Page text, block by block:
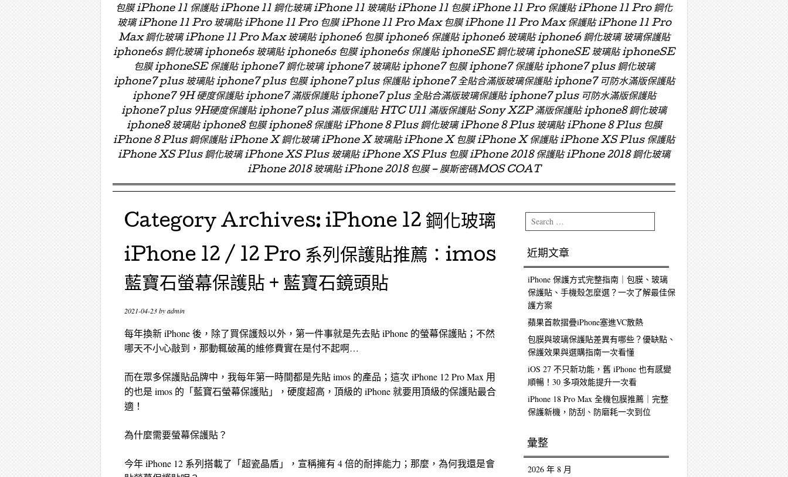
包膜 iPhone 11 保護貼 iPhone 11 鋼化玻璃 iPhone 11 玻璃貼 iPhone 11 包膜 iPhone 11 Pro 保護貼 iPhone 11 Pro 鋼化
玻璃 iPhone 11 Pro 玻璃貼 iPhone 11 Pro 包膜 iPhone 11 Pro Max 包膜 iPhone 11 Pro Max 保護貼 iPhone 11 Pro
Max 鋼化玻璃 iPhone 11 Pro Max 玻璃貼 iphone6 包膜 iphone6 保護貼 iphone6 玻璃貼 iphone6 鋼化玻璃 玻璃保護貼
iphone6s 鋼化玻璃 iphone6s 玻璃貼 iphone6s 包膜 iphone6s 保護貼 iphoneSE 鋼化玻璃 iphoneSE 玻璃貼 iphoneSE
包膜 iphoneSE 保護貼 iphone7 鋼化玻璃 iphone7 玻璃貼 iphone7 包膜 iphone7 保護貼 iphone7 plus 鋼化玻璃
iphone7 plus 玻璃貼 iphone7 plus 包膜 iphone7 plus 保護貼 iphone7 全貼合滿版玻璃保護貼 iphone7 可防水滿版保護貼
iphone7 9H 硬度保護貼 iphone7 滿版保護貼 iphone7 plus 全貼合滿版玻璃保護貼 iphone7 plus 可防水滿版保護貼
iphone7 plus 9H硬度保護貼 iphone7 plus 滿版保護貼 HTC U11 滿版保護貼 Sony XZP 滿版保護貼 iphone8 鋼化玻璃
iphone8 玻璃貼 iphone8 包膜 iphone8 保護貼 iPhone 8 Plus 鋼化玻璃 iPhone 8 Plus 玻璃貼 iPhone 8 Plus 包膜
iPhone 8 Plus 鋼保護貼 iPhone X 鋼化玻璃 iPhone X 玻璃貼 iPhone X 包膜 iPhone X 保護貼 iPhone XS Plus 保護貼
iPhone XS Plus 鋼化玻璃 iPhone XS Plus 玻璃貼 iPhone XS Plus 包膜 iPhone 2018 保護貼 iPhone 2018 鋼化玻璃
iPhone 2018 玻璃貼 iPhone 2018 包膜 – 膜斯密碼MOS COAT
Category Archives: iPhone 12 鋼化玻璃
iPhone 12 / 12 Pro 系列保護貼推薦：imos
藍寶石螢幕保護貼 + 藍寶石鏡頭貼
2021-04-23byadmin
每年換新 iPhone 後，除了買保護殼以外，第一件事就是先去貼 iPhone 的螢幕保護貼；不然
哪天不小心敲到，那動輒破萬的維修費實在是付不起啊…
而在眾多保護貼品牌中，我每年第一時間都是先貼 imos 的產品；這次 iPhone 12 Pro Max 用
的也是 imos 的「藍寶石螢幕保護貼」，硬度超高，頂級的 iPhone 就要用頂級的保護貼最合
適！
為什麼需要螢幕保護貼？
今年 iPhone 12 系列搭載了「超瓷晶盾」，宣稱擁有 4 倍的耐摔能力；那麼，為何我還是會
Search
近期文章
iPhone 保護方式完整指南｜包膜、玻璃
保護貼、手機殼怎麼選？一次了解最佳保
護方案
蘋果首款摺疊iPhone塞進VC散熱
包膜與玻璃保護貼差異有哪些？優缺點、
保護效果與選購指南一次看懂
iOS 27 不只新功能，舊 iPhone 也有感變
順暢！30 多項效能提升一次看
iPhone 18 Pro Max 全機包膜推薦｜完整
保護新機，防刮、防磨耗一次到位
彙整
2026 年 8 月